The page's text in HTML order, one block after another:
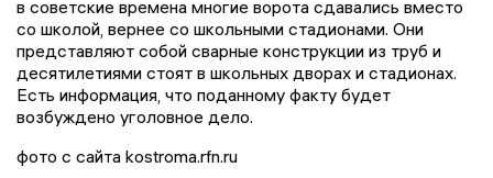
в советские времена многие ворота сдавались вместо
со школой, вернее со школьными стадионами. Они
представляют собой сварные конструкции из труб и
десятилетиями стоят в школьных дворах и стадионах.
Есть информация, что поданному факту будет
возбуждено уголовное дело.
фото с сайта kostroma.rfn.ru